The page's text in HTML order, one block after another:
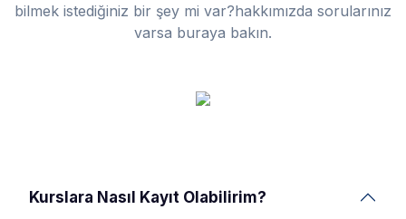
bilmek istediğiniz bir şey mi var?hakkımızda sorularınız
varsa buraya bakın.
Kurslara Nasıl Kayıt Olabilirim?